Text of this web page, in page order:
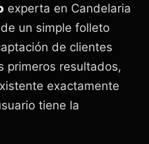
experta en Candelaria
un simple folleto
de clientes
primeros resultados,
exactamente
tiene la